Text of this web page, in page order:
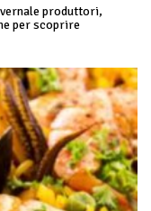
produttori,
per scoprire